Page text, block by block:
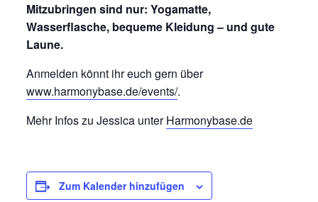
Mitzubringen sind nur: Yogamatte,
Wasserflasche, bequeme Kleidung – und gute
Laune.
Anmelden könnt ihr euch gern über
www.harmonybase.de/events/.
Mehr Infos zu Jessica unterHarmonybase.de
Zum Kalender hinzufügen